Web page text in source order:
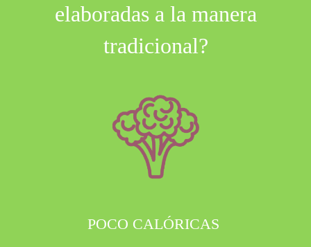
elaboradas a la manera
tradicional?
POCO CALÓRICAS